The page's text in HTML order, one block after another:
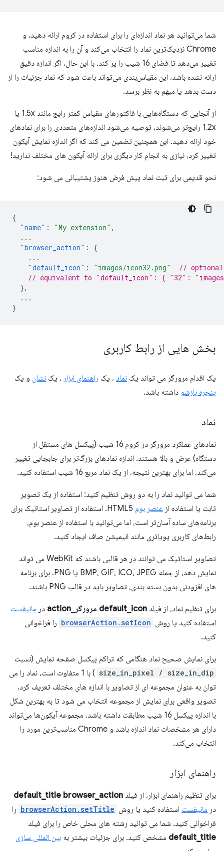
شما می‌توانید هر نماد اندازه‌ای را برای استفاده در کروم ارائه دهید، و
Chrome نزدیک‌ترین نماد را انتخاب می‌کند و آن را به اندازه مناسب
تغییر می‌دهد تا فضای 16 شیب را پر کند. با این حال، اگر اندازه دقیق
ارائه نشده باشد، این مقیاس‌بندی می‌تواند باعث شود که نماد جزئیات را از
دست بدهد یا مبهم به نظر برسد.
از آنجایی که دستگاه‌هایی با فاکتورهای مقیاس کمتر رایج مانند 1.5x یا
1.2x رایج‌تر می‌شوند، توصیه می‌شود اندازه‌های متعددی را برای نمادهای
خود ارائه دهید. این همچنین تضمین می کند که اگر اندازه نمایش آیکون
تغییر کرد، نیازی به انجام کار دیگری برای ارائه آیکون های مختلف ندارید!
نحو قدیمی برای ثبت نماد پیش فرض هنوز پشتیبانی می شود:
{
"name" : "My extension" ,
...
"browser_action" :
{
...
"default_icon" : "images/icon32.png"
// optional
// equivalent to "default_icon": { "32":
},
...
}
بخش هایی از رابط کاربری
یک اقدام مرورگر می تواند یک نماد ، یک راهنمای ابزار ، یک نشان و یک
پنجره بازشو داشته باشد.
نماد
نمادهای عملکرد مرورگر در کروم 16 شیب (پیکسل های مستقل از
دستگاه) عرض و بالا هستند. اندازه نمادهای بزرگ‌تر برای جابجایی تغییر
می‌کند، اما برای بهترین نتیجه، از یک نماد مربع 16 شیب استفاده کنید.
شما می توانید نماد را به دو روش تنظیم کنید: استفاده از یک تصویر
ثابت یا استفاده از عنصر بوم
HTML5. استفاده از تصاویر استاتیک برای
برنامه‌های ساده آسان‌تر است، اما می‌توانید با استفاده از عنصر بوم،
رابط‌های کاربری پویاتری مانند انیمیشن صاف ایجاد کنید.
تصاویر استاتیک می توانند در هر قالبی باشند که WebKit می تواند
نمایش دهد، از جمله BMP، GIF، ICO، JPEG یا PNG. برای برنامه
های افزودنی بدون بسته بندی، تصاویر باید در قالب PNG باشند.
برای تنظیم نماد، از فیلد default_icon مرورگر_action در مانیفست
استفاده کنید یا روش browserAction.setIcon را فراخوانی
کنید.
برای نمایش صحیح نماد هنگامی که تراکم پیکسل صفحه نمایش (نسبت
size_in_pixel / size_in_dip
) با 1 متفاوت است، نماد را می
توان به عنوان مجموعه ای از تصاویر با اندازه های مختلف تعریف کرد.
تصویر واقعی برای نمایش از مجموعه انتخاب می شود تا به بهترین شکل
با اندازه پیکسل 16 شیب مطابقت داشته باشد. مجموعه آیکون‌ها می‌تواند
دارای هر مشخصات نماد اندازه باشد و Chrome مناسب‌ترین مورد را
انتخاب می‌کند.
راهنمای ابزار
برای تنظیم راهنمای ابزار، از فیلد default_title browser_action
در مانیفست استفاده کنید یا روش browserAction.setTitle را
فراخوانی کنید. شما می توانید رشته های محلی خاص را برای فیلد
default_title مشخص کنید. برای جزئیات بیشتر به بین المللی سازی